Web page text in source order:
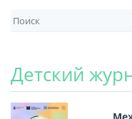
Детский